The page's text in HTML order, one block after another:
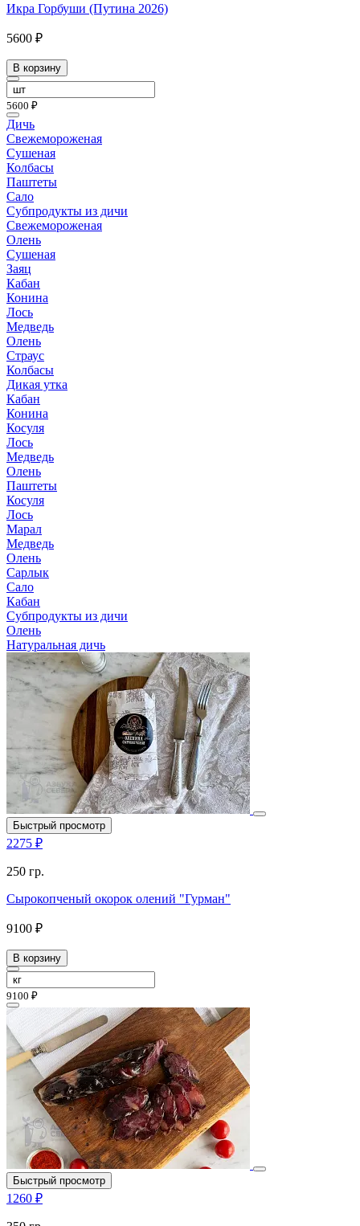
Икра Горбуши (Путина 2026)
5600 ₽
В корзину
5600 ₽
Дичь
Свежемороженая
Сушеная
Колбасы
Паштеты
Сало
Субпродукты из дичи
Свежемороженая
Олень
Сушеная
Заяц
Кабан
Конина
Лось
Медведь
Олень
Страус
Колбасы
Дикая утка
Кабан
Конина
Косуля
Лось
Медведь
Олень
Паштеты
Косуля
Лось
Марал
Медведь
Олень
Сарлык
Сало
Кабан
Субпродукты из дичи
Олень
Натуральная дичь
Быстрый просмотр
2275 ₽
250 гр.
Сырокопченый окорок олений "Гурман"
9100 ₽
В корзину
9100 ₽
Быстрый просмотр
1260 ₽